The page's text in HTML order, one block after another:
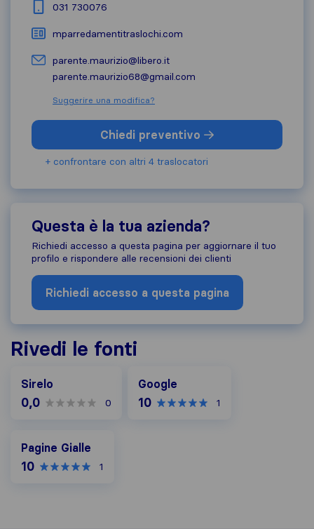
031 730076
mparredamentitraslochi.com
parente.maurizio@libero.it
parente.maurizio68@gmail.com
Suggerire una modifica?
Chiedi preventivo
+ confrontare con altri 4 traslocatori
Questa è la tua azienda?
Richiedi accesso a questa pagina per aggiornare il tuo
profilo e rispondere alle recensioni dei clienti
Richiedi accesso a questa pagina
Rivedi le fonti
Sirelo
0,0 0
Google
10 1
Pagine Gialle
10 1